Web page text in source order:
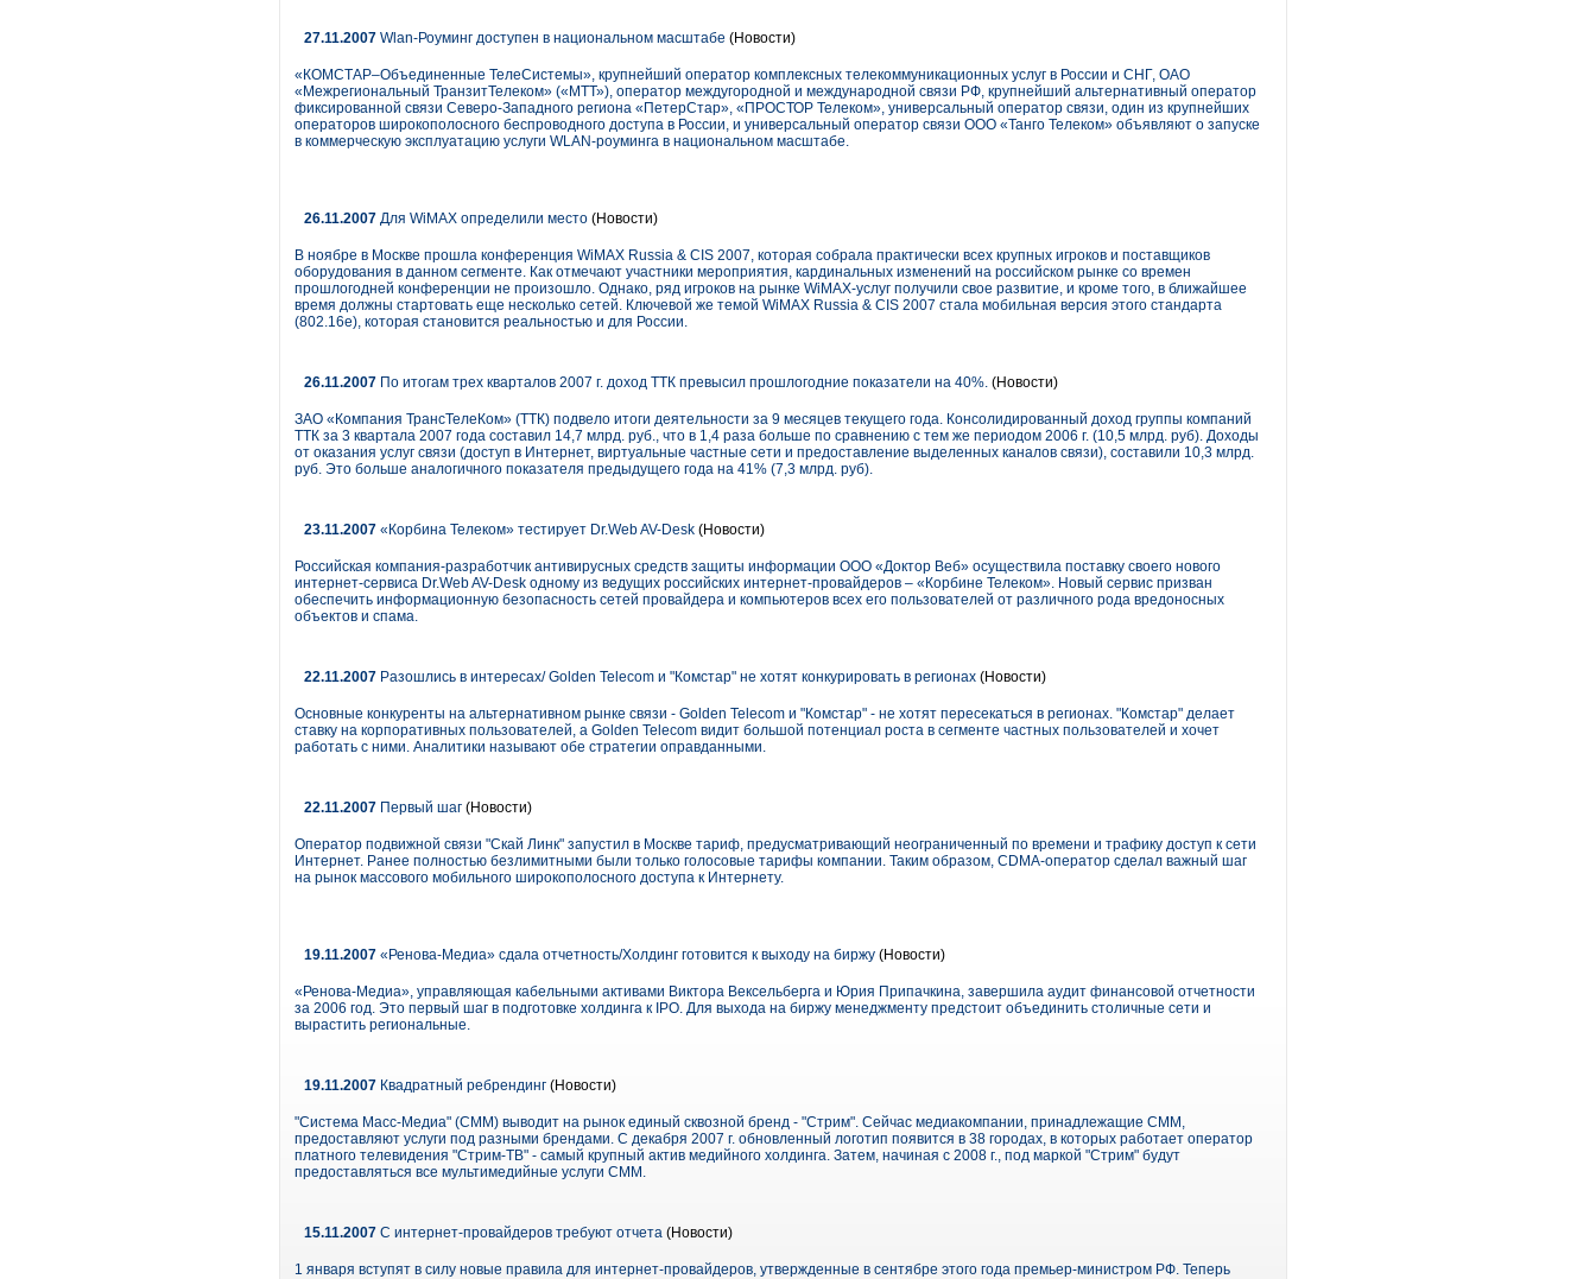
27.11.2007 Wlan-Роуминг доступен в национальном масштабе (Новости)
«КОМСТАР–Объединенные ТелеСистемы», крупнейший оператор комплексных телекоммуникационных услуг в России и СНГ, ОАО
«Межрегиональный ТранзитТелеком» («МТТ»), оператор междугородной и международной связи РФ, крупнейший альтернативный оператор
фиксированной связи Северо-Западного региона «ПетерСтар», «ПРОСТОР Телеком», универсальный оператор связи, один из крупнейших
операторов широкополосного беспроводного доступа в России, и универсальный оператор связи ООО «Танго Телеком» объявляют о запуске
в коммерческую эксплуатацию услуги WLAN-роуминга в национальном масштабе.
26.11.2007 Для WiMAX определили место (Новости)
В ноябре в Москве прошла конференция WiMAX Russia & CIS 2007, которая собрала практически всех крупных игроков и поставщиков
оборудования в данном сегменте. Как отмечают участники мероприятия, кардинальных изменений на российском рынке со времен
прошлогодней конференции не произошло. Однако, ряд игроков на рынке WiMAX-услуг получили свое развитие, и кроме того, в ближайшее
время должны стартовать еще несколько сетей. Ключевой же темой WiMAX Russia & CIS 2007 стала мобильная версия этого стандарта
(802.16e), которая становится реальностью и для России.
26.11.2007 По итогам трех кварталов 2007 г. доход ТТК превысил прошлогодние показатели на 40%. (Новости)
ЗАО «Компания ТрансТелеКом» (ТТК) подвело итоги деятельности за 9 месяцев текущего года. Консолидированный доход группы компаний
ТТК за 3 квартала 2007 года составил 14,7 млрд. руб., что в 1,4 раза больше по сравнению с тем же периодом 2006 г. (10,5 млрд. руб). Доходы
от оказания услуг связи (доступ в Интернет, виртуальные частные сети и предоставление выделенных каналов связи), составили 10,3 млрд.
руб. Это больше аналогичного показателя предыдущего года на 41% (7,3 млрд. руб).
23.11.2007 «Корбина Телеком» тестирует Dr.Web AV-Desk (Новости)
Российская компания-разработчик антивирусных средств защиты информации ООО «Доктор Веб» осуществила поставку своего нового
интернет-сервиса Dr.Web AV-Desk одному из ведущих российских интернет-провайдеров – «Корбине Телеком». Новый сервис призван
обеспечить информационную безопасность сетей провайдера и компьютеров всех его пользователей от различного рода вредоносных
объектов и спама.
22.11.2007 Разошлись в интересах/ Golden Telecom и "Комстар" не хотят конкурировать в регионах (Новости)
Основные конкуренты на альтернативном рынке связи - Golden Telecom и "Комстар" - не хотят пересекаться в регионах. "Комстар" делает
ставку на корпоративных пользователей, а Golden Telecom видит большой потенциал роста в сегменте частных пользователей и хочет
работать с ними. Аналитики называют обе стратегии оправданными.
22.11.2007 Первый шаг (Новости)
Оператор подвижной связи "Скай Линк" запустил в Москве тариф, предусматривающий неограниченный по времени и трафику доступ к сети
Интернет. Ранее полностью безлимитными были только голосовые тарифы компании. Таким образом, CDMA-оператор сделал важный шаг
на рынок массового мобильного широкополосного доступа к Интернету.
19.11.2007 «Ренова-Медиа» сдала отчетность/Холдинг готовится к выходу на биржу (Новости)
«Ренова-Медиа», управляющая кабельными активами Виктора Вексельберга и Юрия Припачкина, завершила аудит финансовой отчетности
за 2006 год. Это первый шаг в подготовке холдинга к IPO. Для выхода на биржу менеджменту предстоит объединить столичные сети и
вырастить региональные.
19.11.2007 Квадратный ребрендинг (Новости)
"Система Масс-Медиа" (СММ) выводит на рынок единый сквозной бренд - "Стрим". Сейчас медиакомпании, принадлежащие СММ,
предоставляют услуги под разными брендами. С декабря 2007 г. обновленный логотип появится в 38 городах, в которых работает оператор
платного телевидения "Стрим-ТВ" - самый крупный актив медийного холдинга. Затем, начиная с 2008 г., под маркой "Стрим" будут
предоставляться все мультимедийные услуги СММ.
15.11.2007 С интернет-провайдеров требуют отчета (Новости)
1 января вступят в силу новые правила для интернет-провайдеров, утвержденные в сентябре этого года премьер-министром РФ. Теперь